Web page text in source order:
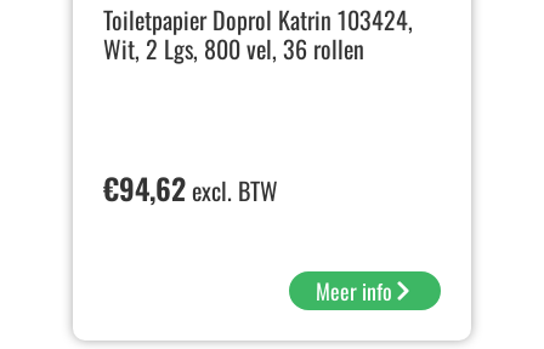
Toiletpapier Doprol Katrin 103424,
Wit, 2 Lgs, 800 vel, 36 rollen
€94,62excl. BTW
Meer info